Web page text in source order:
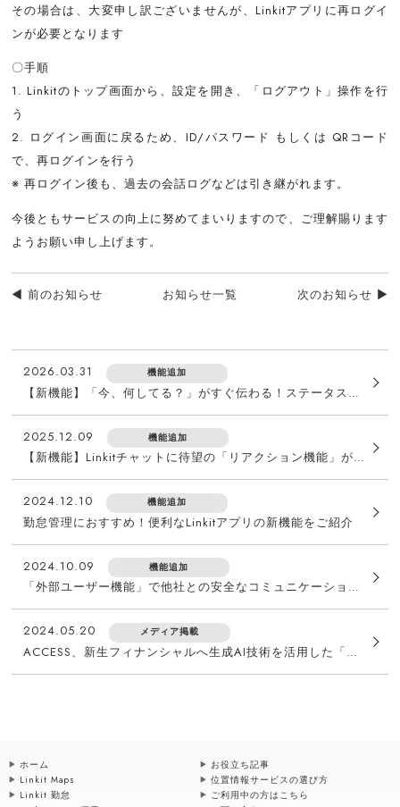
その場合は、大変申し訳ございませんが、Linkitアプリに再ログイ
ンが必要となります
〇手順
1. Linkitのトップ画面から、設定を開き、「ログアウト」操作を行
う
2. ログイン画面に戻るため、ID/パスワード もしくは QRコード
で、再ログインを行う
※ 再ログイン後も、過去の会話ログなどは引き継がれます。
今後ともサービスの向上に努めてまいりますので、ご理解賜ります
ようお願い申し上げます。
◄ 前のお知らせ お知らせ一覧 次のお知らせ ►
2026.03.31 機能追加
【新機能】「今、何してる？」がすぐ伝わる！ステータス機能でチームの連携をスムーズに
2025.12.09 機能追加
【新機能】Linkitチャットに待望の「リアクション機能」が登場！
2024.12.10 機能追加
勤怠管理におすすめ！便利なLinkitアプリの新機能をご紹介
2024.10.09 機能追加
「外部ユーザー機能」で他社との安全なコミュニケーションを実現！Linkit最新アップデート情報
2024.05.20 メディア掲載
ACCESS、新生フィナンシャルへ生成AI技術を活用した「社内業務効率化チャットボット」のプロトタイプを開発・提供
ホーム
Linkit Maps
Linkit 勤怠
お役立ち記事
位置情報サービスの選び方
ご利用中の方はこちら